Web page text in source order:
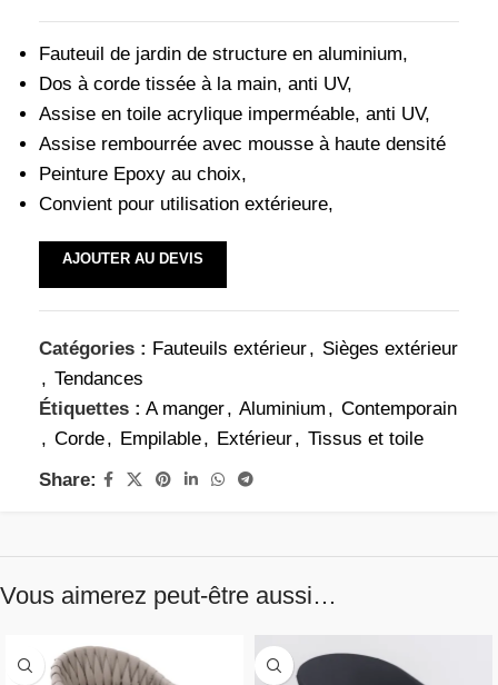
Fauteuil de jardin de structure en aluminium,
Dos à corde tissée à la main, anti UV,
Assise en toile acrylique imperméable, anti UV,
Assise rembourrée avec mousse à haute densité
Peinture Epoxy au choix,
Convient pour utilisation extérieure,
AJOUTER AU DEVIS
Catégories : Fauteuils extérieur, Sièges extérieur
, Tendances
Étiquettes : A manger, Aluminium , Contemporain
, Corde, Empilable, Extérieur, Tissus et toile
Share:
Vous aimerez peut-être aussi…